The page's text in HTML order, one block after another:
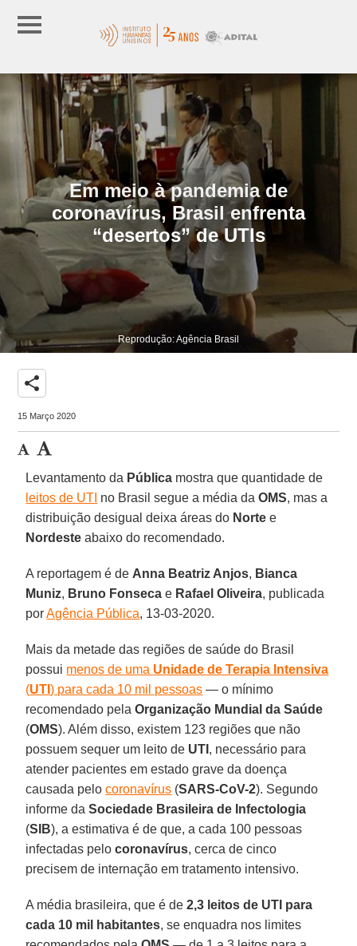
Em meio à pandemia de
coronavírus, Brasil enfrenta
“desertos” de UTIs
Reprodução: Agência Brasil
share
15 Março 2020
Levantamento da Pública mostra que quantidade de
leitos de UTI no Brasil segue a média daOMS, mas a
distribuição desigual deixa áreas do Norte e
Nordeste abaixo do recomendado.
A reportagem é de Anna Beatriz Anjos, Bianca
Muniz, Bruno Fonseca e Rafael Oliveira, publicada
porAgência Pública, 13-03-2020.
Mais da metade das regiões de saúde do Brasil
possui menos de uma Unidade de Terapia Intensiva
(UTI) para cada 10 mil pessoas — o mínimo
recomendado pelaOrganização Mundial da Saúde
(OMS). Além disso, existem 123 regiões que não
possuem sequer um leito de UTI , necessário para
atender pacientes em estado grave da doença
causada pelocoronavírus (SARS-CoV-2). Segundo
informe daSociedade Brasileira de Infectologia
(SIB), a estimativa é de que, a cada 100 pessoas
infectadas pelocoronavírus, cerca de cinco
precisem de internação em tratamento intensivo.
A média brasileira, que é de2,3 leitos de UTI para
cada 10 mil habitantes, se enquadra nos limites